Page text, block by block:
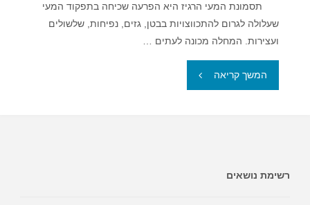
תסמונת המעי הרגיז היא הפרעה שכיחה בתפקוד המעי
שעלולה לגרום להתכווצויות בבטן, גזים, נפיחות, שלשולים
ועצירות. המחלה מכונה לעתים …
המשך קריאה "תסמונת
רשימת נושאים